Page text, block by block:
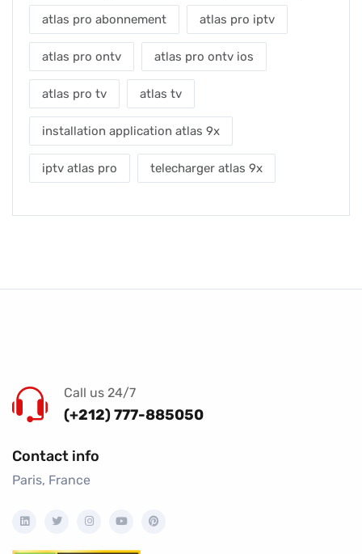
atlas pro abonnement atlas pro iptv
atlas pro ontv atlas pro ontv ios
atlas pro tv atlas tv
installation application atlas 9x
iptv atlas pro telecharger atlas 9x
Call us 24/7
(+212) 777-885050
Contact info
Paris, France